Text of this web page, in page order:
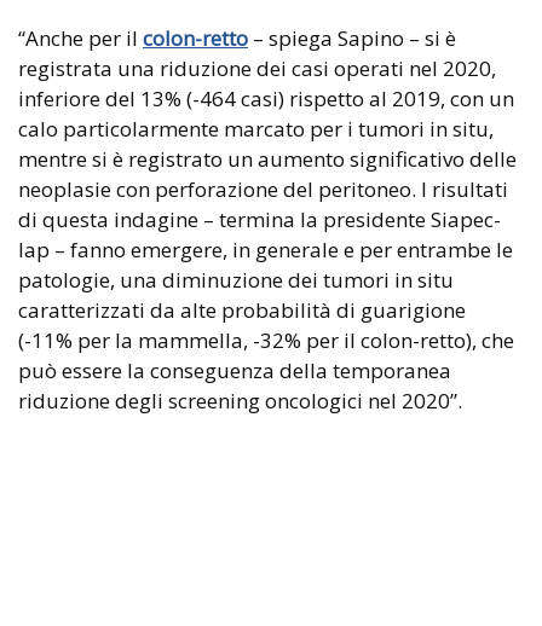
“Anche per il colon-retto – spiega Sapino – si è
registrata una riduzione dei casi operati nel 2020,
inferiore del 13% (-464 casi) rispetto al 2019, con un
calo particolarmente marcato per i tumori in situ,
mentre si è registrato un aumento significativo delle
neoplasie con perforazione del peritoneo. I risultati
di questa indagine – termina la presidente Siapec-
Iap – fanno emergere, in generale e per entrambe le
patologie, una diminuzione dei tumori in situ
caratterizzati da alte probabilità di guarigione
(-11% per la mammella, -32% per il colon-retto), che
può essere la conseguenza della temporanea
riduzione degli screening oncologici nel 2020”.